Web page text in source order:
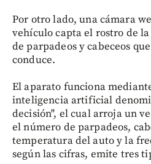
Por otro lado, una cámara
vehículo capta el rostro de
de parpadeos y cabeceos
conduce.
El aparato funciona
inteligencia artificial
decisión", el cual arroja un
el número de parpadeos,
temperatura del auto y la
según las cifras, emite tres